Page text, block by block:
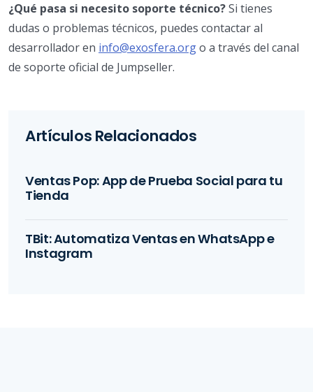
¿Qué pasa si necesito soporte técnico?Si tienes
dudas o problemas técnicos, puedes contactar al
desarrollador en info@exosfera.orgo a través del canal
de soporte oficial de Jumpseller.
Artículos Relacionados
Ventas Pop: App de Prueba Social para tu
Tienda
TBit: Automatiza Ventas en WhatsApp e
Instagram